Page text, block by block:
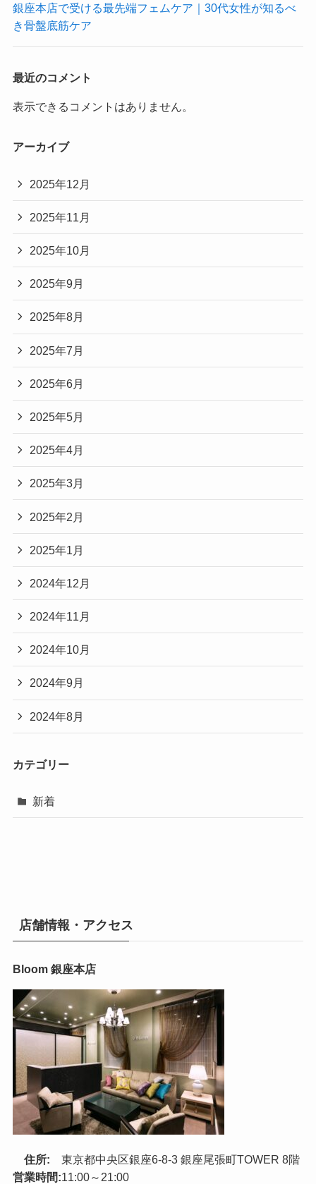
銀座本店で受ける最先端フェムケア｜30代女性が知るべ
き骨盤底筋ケア
最近のコメント
表示できるコメントはありません。
アーカイブ
2025年12月
2025年11月
2025年10月
2025年9月
2025年8月
2025年7月
2025年6月
2025年5月
2025年4月
2025年3月
2025年2月
2025年1月
2024年12月
2024年11月
2024年10月
2024年9月
2024年8月
カテゴリー
新着
店舗情報・アクセス
Bloom 銀座本店
住所:
東京都中央区銀座6-8-3 銀座尾張町TOWER 8階
営業時間:11:00～21:00